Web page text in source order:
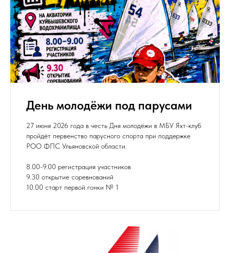
День молодёжи под парусами
27 июня 2026 года в честь Дня молодёжи в МБУ Яхт-клуб
пройдёт первенство парусного спорта при поддержке
РОО ФПС Ульяновской области.
8.00-9.00 регистрация участников
9.30 открытие соревнований
10.00 старт первой гонки № 1